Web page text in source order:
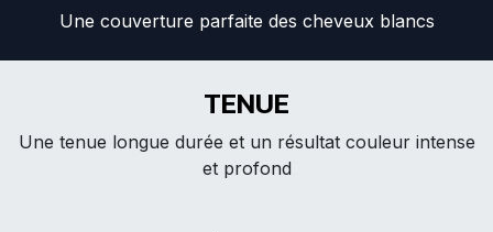
Une couverture parfaite des cheveux blancs
TENUE
Une tenue longue durée et un résultat couleur intense
et profond